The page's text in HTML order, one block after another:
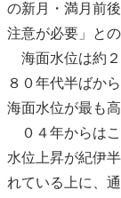
の新月・満月前
注意が必要」と
海面水位は約２
８０年代半ばか
海面水位が最も高
０４年からはこ
水位上昇が紀伊
れている上に、